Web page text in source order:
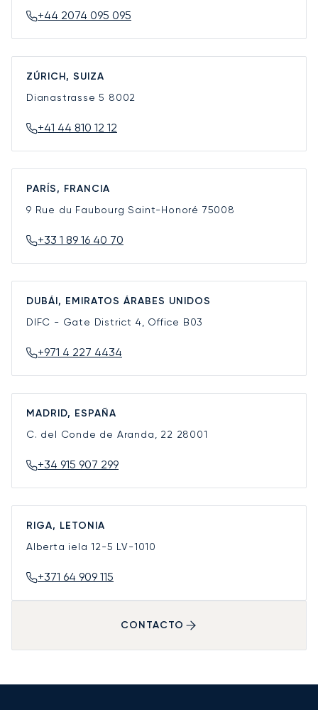
+44 2074 095 095
ZÚRICH, SUIZA
Dianastrasse 5 8002
+41 44 810 12 12
PARÍS, FRANCIA
9 Rue du Faubourg Saint-Honoré 75008
+33 1 89 16 40 70
DUBÁI, EMIRATOS ÁRABES UNIDOS
DIFC - Gate District 4, Office B03
+971 4 227 4434
MADRID, ESPAÑA
C. del Conde de Aranda, 22 28001
+34 915 907 299
RIGA, LETONIA
Alberta iela 12-5 LV-1010
+371 64 909 115
CONTACTO